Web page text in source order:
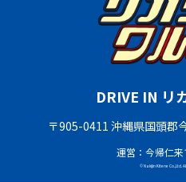
DRIVE IN リ
〒905-0411 沖縄県国頭郡
運営：今帰仁
© Nakijin Kitene Co.,Ltd.